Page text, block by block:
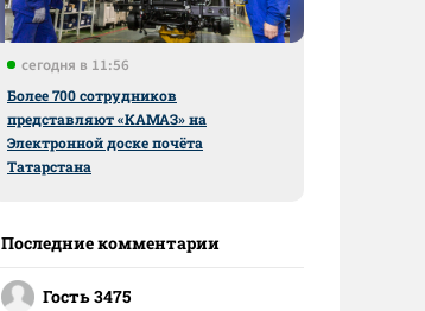
сегодня в 11:56
Более 700 сотрудников
представляют «КАМАЗ» на
Электронной доске почёта
Татарстана
Последние комментарии
Гость 3475